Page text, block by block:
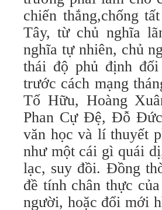
chiến thắng,chống
Tây, từ chủ nghĩa
nghĩa tự nhiên, chủ
thái độ phủ định
trước cách mạng
Tố Hữu, Hoàng
Phan Cự Đệ, Đỗ
văn học và lí thuyết
như một cái gì quái
lạc, suy đồi. Đồng
đề tính chân thực
người, hoặc đổi mới